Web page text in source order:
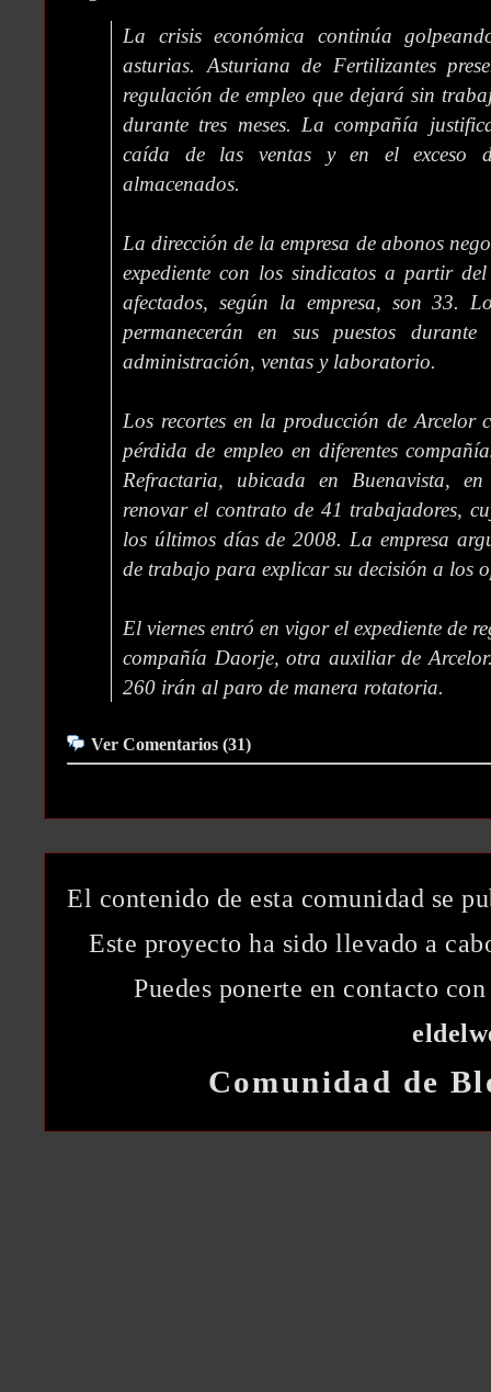
La crisis económica continúa
asturias. Asturiana de Fertilizantes
regulación de empleo que dejará sin
durante tres meses. La compañía
caída de las ventas y en el exceso
almacenados.
La dirección de la empresa de abonos
expediente con los sindicatos a partir
afectados, según la empresa, son 33.
permanecerán en sus puestos
administración, ventas y laboratorio.
Los recortes en la producción de Arcelor
pérdida de empleo en diferentes
Refractaria, ubicada en Buenavista,
renovar el contrato de 41 trabajadores,
los últimos días de 2008. La empresa
de trabajo para explicar su decisión a los
El viernes entró en vigor el expediente de
compañía Daorje, otra auxiliar de
260 irán al paro de manera rotatoria.
Ver Comentarios (31)
El contenido de esta comunidad se
Este proyecto ha sido llevado a
Puedes ponerte en contacto
Comunidad de